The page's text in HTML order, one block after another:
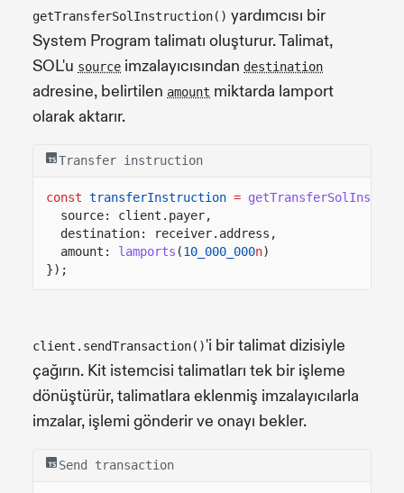
getTransferSolInstruction() yardımcısı bir
System Program talimatı oluşturur. Talimat,
SOL'u source imzalayıcısından destination
adresine, belirtilen amount miktarda lamport
olarak aktarır.
Transfer instruction
const transferInstruction =
source: client.payer,
destination: receiver.address,
amount:
lamports (10_000_000n)
});
client.sendTransaction()'i bir talimat dizisiyle
çağırın. Kit istemcisi talimatları tek bir işleme
dönüştürür, talimatlara eklenmiş imzalayıcılarla
imzalar, işlemi gönderir ve onayı bekler.
Send transaction